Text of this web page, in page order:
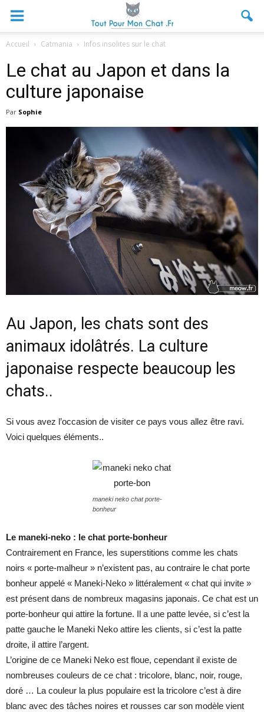
Accueil Catmania Infos insolites sur le chat
Le chat au Japon et dans la
culture japonaise
Par Sophie
Au Japon, les chats sont des
animaux idolâtrés. La culture
japonaise respecte beaucoup les
chats..
Si vous avez l’occasion de visiter ce pays vous allez être ravi.
Voici quelques éléments..
maneki neko chat porte-
bonheur
Le maneki-neko : le chat porte-bonheur
Contrairement en France, les superstitions comme les chats
noirs « porte-malheur » n’existent pas, au contraire le chat porte
bonheur appelé « Maneki-Neko » littéralement « chat qui invite »
est présent dans de nombreux magasins japonais. Ce chat est un
porte-bonheur qui attire la fortune. Il a une patte levée, si c’est la
patte gauche le Maneki Neko attire les clients, si c’est la patte
droite, il attire l’argent.
L’origine de ce Maneki Neko est floue, cependant il existe de
nombreuses couleurs de ce chat : tricolore, blanc, noir, rouge,
doré … La couleur la plus populaire est la tricolore c’est à dire
blanc avec des tâches noires et rousses car son modèle vient